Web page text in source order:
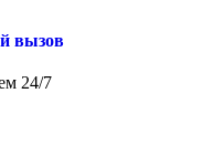
вызов
24/7